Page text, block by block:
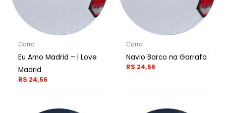
Carro
Eu Amo Madrid – I Love
Madrid
R$ 24,56
Carro
Navio Barco na Garrafa
R$ 24,56